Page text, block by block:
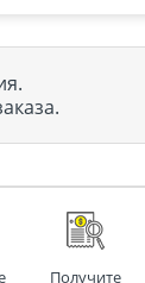
Получите